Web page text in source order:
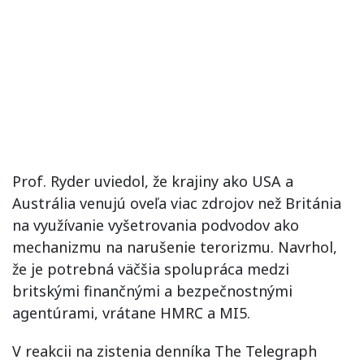
Prof. Ryder uviedol, že krajiny ako USA a
Austrália venujú oveľa viac zdrojov než Británia
na využívanie vyšetrovania podvodov ako
mechanizmu na narušenie terorizmu. Navrhol,
že je potrebná väčšia spolupráca medzi
britskými finančnými a bezpečnostnými
agentúrami, vrátane HMRC a MI5.
V reakcii na zistenia denníka The Telegraph